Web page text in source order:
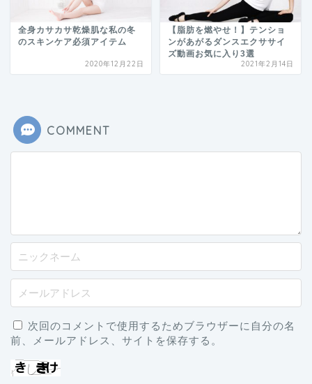
全身カサカサ乾燥肌な私の冬
のスキンケア必須アイテム
2020年12月22日
【脂肪を燃やせ！】テンショ
ンがあがるダンスエクササイ
ズ動画お気に入り3選
2021年2月14日
COMMENT
次回のコメントで使用するためブラウザーに自分の名
前、メールアドレス、サイトを保存する。